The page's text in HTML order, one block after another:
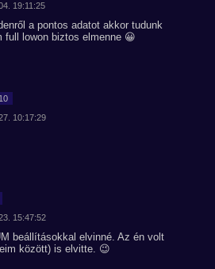
19:11:25
a pontos adatot akkor tudunk
full lowon biztos elmenne 😀
10
10:17:29
15:47:52
beállításokkal elvinné. Az én volt
között) is elvitte. 😉